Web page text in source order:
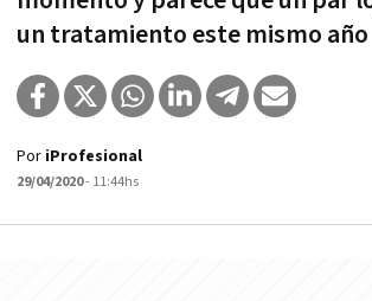
un tratamiento este mismo año
Por iProfesional
29/04/2020- 11:44hs